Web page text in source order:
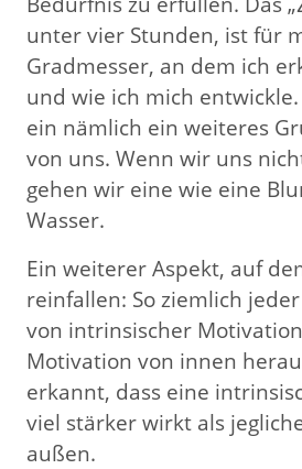
unter vier Stunden, ist für
Gradmesser, an dem ich
und wie ich mich
ein nämlich ein weiteres
von uns. Wenn wir uns
gehen wir eine wie eine
Wasser.
Ein weiterer Aspekt, auf
reinfallen: So ziemlich
von intrinsischer
Motivation von innen
erkannt, dass eine
viel stärker wirkt als
außen.